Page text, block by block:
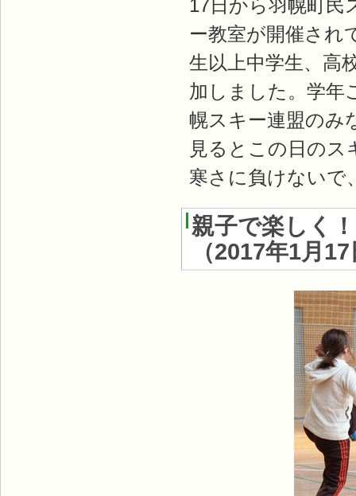
17日から羽幌町民
ー教室が開催され
生以上中学生、高
加しました。学年
幌スキー連盟のみ
見るとこの日のス
寒さに負けないで
親子で楽しく
（2017年1月17